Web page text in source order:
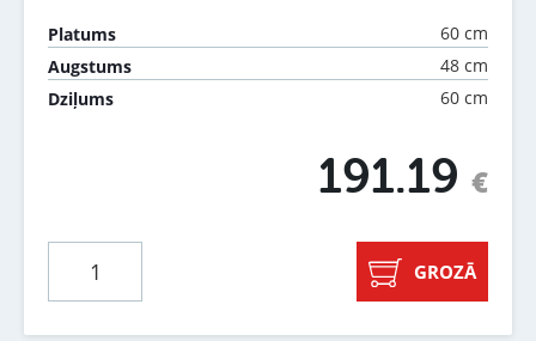
Platums
60 cm
Augstums
48 cm
Dziļums
60 cm
191.19 €
GROZĀ